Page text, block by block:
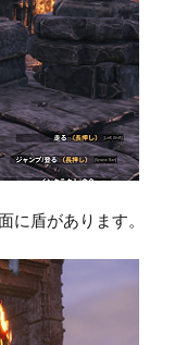
に盾があります。